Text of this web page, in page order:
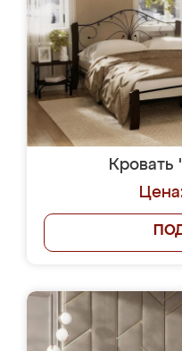
Кровать